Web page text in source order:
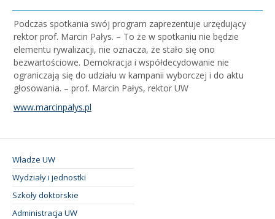
Podczas spotkania swój program zaprezentuje urzędujący
rektor prof. Marcin Pałys. – To że w spotkaniu nie będzie
elementu rywalizacji, nie oznacza, że stało się ono
bezwartościowe. Demokracja i współdecydowanie nie
ograniczają się do udziału w kampanii wyborczej i do aktu
głosowania. – prof. Marcin Pałys, rektor UW
www.marcinpalys.pl
Władze UW
Wydziały i jednostki
Szkoły doktorskie
Administracja UW